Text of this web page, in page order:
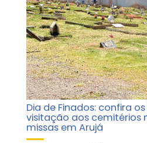
Dia de Finados: confira
visitação aos cemitérios
missas em Arujá